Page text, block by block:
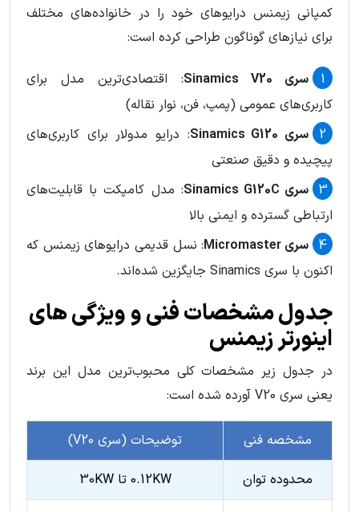
کمپانی زیمنس درایوهای خود را در خانواده‌های مختلف
برای نیازهای گوناگون طراحی کرده است:
سری Sinamics V20
: اقتصادی‌ترین مدل برای
کاربری‌های عمومی (پمپ، فن، نوار نقاله)
سری Sinamics G120
: درایو مدولار برای کاربری‌های
پیچیده و دقیق صنعتی
سری Sinamics G120C
: مدل کامپکت با قابلیت‌های
ارتباطی گسترده و ایمنی بالا
سری Micromaster
: نسل قدیمی درایوهای زیمنس که
اکنون با سری Sinamics جایگزین شده‌اند.
جدول مشخصات فنی و ویژگی های
اينورتر زيمنس
در جدول زیر مشخصات کلی محبوب‌ترین مدل این برند
یعنی سری V20 آورده شده است:
مشخصه فنی توضیحات (سری V20)
محدوده توان 0.12KW تا 30KW